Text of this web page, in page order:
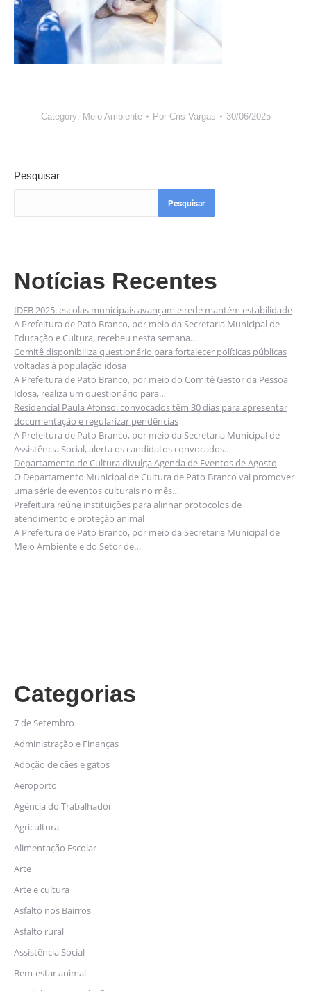
Category: Meio Ambiente Por Cris Vargas 30/06/2025
Pesquisar
Pesquisar
Notícias Recentes
IDEB 2025: escolas municipais avançam e rede mantém estabilidade
A Prefeitura de Pato Branco, por meio da Secretaria Municipal de
Educação e Cultura, recebeu nesta semana…
Comitê disponibiliza questionário para fortalecer políticas públicas
voltadas à população idosa
A Prefeitura de Pato Branco, por meio do Comitê Gestor da Pessoa
Idosa, realiza um questionário para…
Residencial Paula Afonso: convocados têm 30 dias para apresentar
documentação e regularizar pendências
A Prefeitura de Pato Branco, por meio da Secretaria Municipal de
Assistência Social, alerta os candidatos convocados…
Departamento de Cultura divulga Agenda de Eventos de Agosto
O Departamento Municipal de Cultura de Pato Branco vai promover
uma série de eventos culturais no mês…
Prefeitura reúne instituições para alinhar protocolos de
atendimento e proteção animal
A Prefeitura de Pato Branco, por meio da Secretaria Municipal de
Meio Ambiente e do Setor de…
Categorias
7 de Setembro
Administração e Finanças
Adoção de cães e gatos
Aeroporto
Agência do Trabalhador
Agricultura
Alimentação Escolar
Arte
Arte e cultura
Asfalto nos Bairros
Asfalto rural
Assistência Social
Bem-estar animal